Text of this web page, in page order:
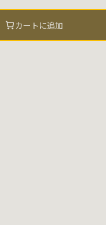
カートに追加